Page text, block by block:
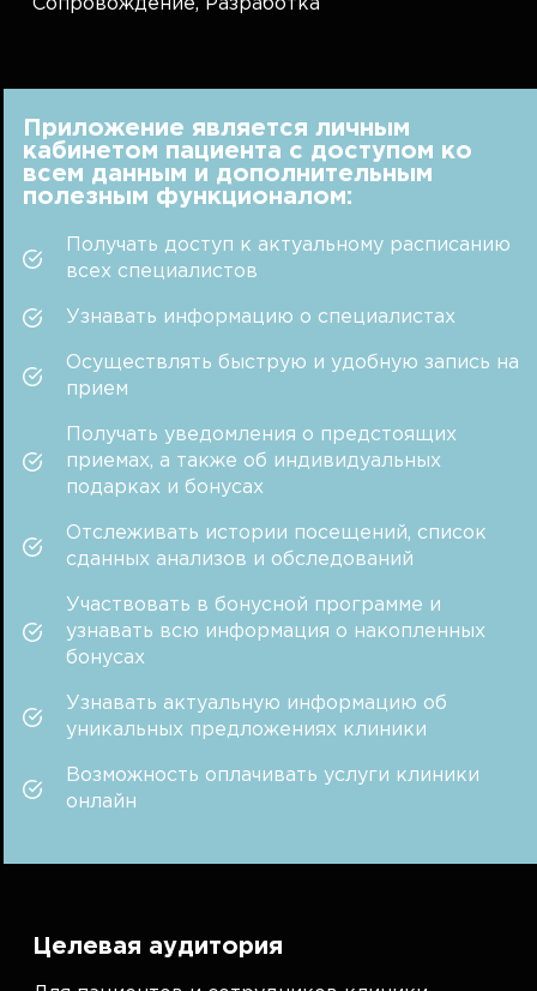
Сопровождение, Разработка
Приложение является личным
кабинетом пациента с доступом ко
всем данным и дополнительным
полезным функционалом:
Получать доступ к актуальному расписанию
всех специалистов
Узнавать информацию о специалистах
Осуществлять быструю и удобную запись на
прием
Получать уведомления о предстоящих
приемах, а также об индивидуальных
подарках и бонусах
Отслеживать истории посещений, список
сданных анализов и обследований
Участвовать в бонусной программе и
узнавать всю информация о накопленных
бонусах
Узнавать актуальную информацию об
уникальных предложениях клиники
Возможность оплачивать услуги клиники
онлайн
Целевая аудитория